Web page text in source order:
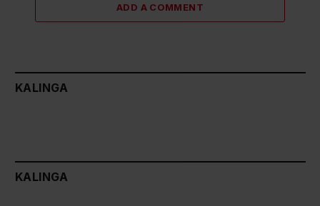
ADD A COMMENT
KALINGA
KALINGA